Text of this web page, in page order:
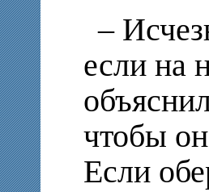
–
если на
чтобы
Если